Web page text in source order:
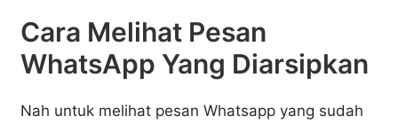
Cara Melihat Pesan
WhatsApp Yang Diarsipkan
Nah untuk melihat pesan Whatsapp yang sudah